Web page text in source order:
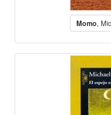
Momo,